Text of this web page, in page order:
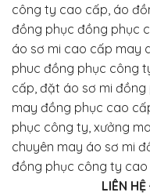
công ty cao cấp, áo
đồng phục đồng phục
áo sơ mi cao cấp may
phuc đồng phục công
cấp, đặt áo sơ mi
may đồng phục cao
phục công ty, xưởng
chuyên may áo sơ mi
đồng phục công ty cao
LIÊN